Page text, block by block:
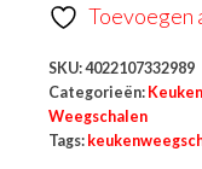
Toevoegen
SKU:4022107332989
Categorieën:
Weegschalen
Tags: